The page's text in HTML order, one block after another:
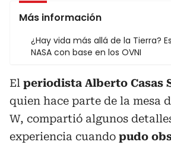
Más información
¿Hay vida más allá de la Tierra?
NASA con base en los OVNI
El periodista Alberto Casas
quien hace parte de la mesa
W, compartió algunos
experiencia cuando pudo